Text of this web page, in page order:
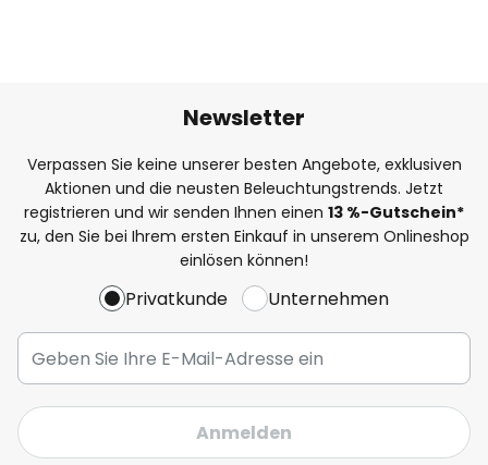
Newsletter
Verpassen Sie keine unserer besten Angebote, exklusiven
Aktionen und die neusten Beleuchtungstrends. Jetzt
registrieren und wir senden Ihnen einen 13 %-Gutschein*
zu, den Sie bei Ihrem ersten Einkauf in unserem Onlineshop
einlösen können!
Privatkunde Unternehmen
Anmelden